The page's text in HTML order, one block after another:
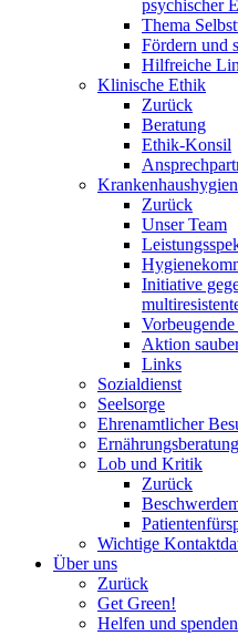
psychischer
Thema
Fördern und
Hilfreiche
Klinische Ethik
Zurück
Beratung
Ethik-Konsil
Zurück
Unser Team
Initiative
Aktion
Links
Sozialdienst
Seelsorge
Ehrenamtlicher
Ernährungsberatung
Lob und Kritik
Zurück
Wichtige
Über uns
Zurück
Get Green!
Helfen und spenden